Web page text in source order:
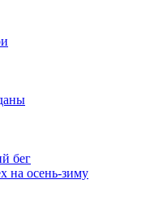
бег
на осень-зиму